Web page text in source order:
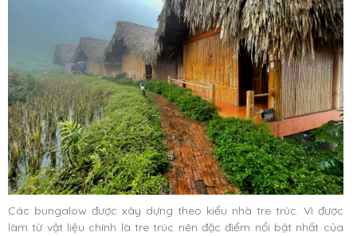
Các bungalow được xây dựng theo kiểu nhà tre trúc. Vì được
làm từ vật liệu chính là tre trúc nên đặc điểm nổi bật nhất của